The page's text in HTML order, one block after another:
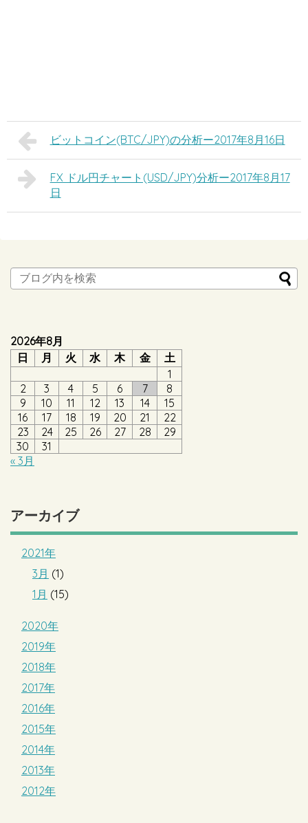
ビットコイン(BTC/JPY)の分析ー2017年8月16日
FX ドル円チャート(USD/JPY)分析ー2017年8月17
日
2026年8月
日
月 火 水 木 金
土
1
2
3 4 5 6 7
8
9
10 11 12 13 14
15
16
17 18 19 20 21
22
23
24 25 26 27 28
29
30
31
« 3月
アーカイブ
2021年
3月 (1)
1月 (15)
2020年
2019年
2018年
2017年
2016年
2015年
2014年
2013年
2012年